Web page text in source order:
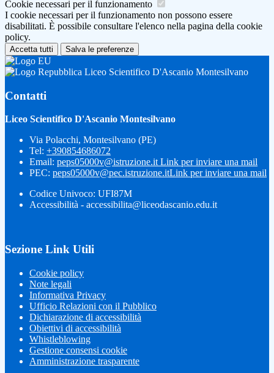
Cookie necessari per il funzionamento
I cookie necessari per il funzionamento non possono essere
disabilitati. È possibile consultare l'elenco nella pagina della cookie
policy.
Accetta tutti Salva le preferenze
Liceo Scientifico D'Ascanio Montesilvano
Contatti
Liceo Scientifico D'Ascanio Montesilvano
Via Polacchi, Montesilvano (PE)
Tel: +390854686072
Email: peps05000v@istruzione.itLink per inviare una mail
PEC: peps05000v@pec.istruzione.itLink per inviare una mail
Codice Univoco: UFI87M
Accessibilità - accessibilita@liceodascanio.edu.it
Sezione Link Utili
Cookie policy
Note legali
Informativa Privacy
Ufficio Relazioni con il Pubblico
Dichiarazione di accessibilità
Obiettivi di accessibilità
Whistleblowing
Gestione consensi cookie
Amministrazione trasparente